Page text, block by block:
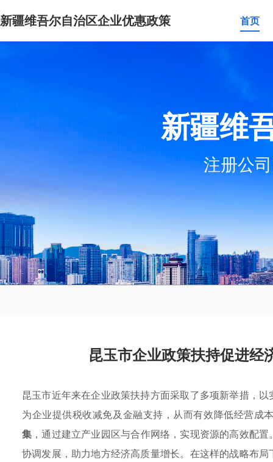
新疆维吾尔自治区企业优惠政策 首页
新疆维
注册公
昆玉市企业政策扶持促进经
昆玉市近年来在企业政策扶持方面采取了多项新举措，
为企业提供税收减免及金融支持，从而有效降低经营成
集 ，通过建立产业园区与合作网络，实现资源的高效配
协调发展，助力地方经济高质量增长。在这样的战略布